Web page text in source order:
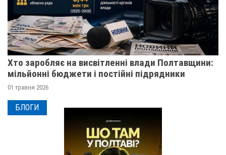
Хто заробляє на висвітленні влади Полтавщини:
мільйонні бюджети і постійні підрядники
01 травня 2026
БЛОГИ